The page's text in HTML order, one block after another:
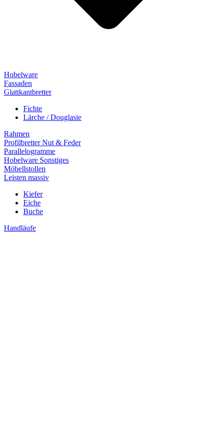
Hobelware
Fassaden
Glattkantbretter
Fichte
Lärche / Douglasie
Rahmen
Profilbretter Nut & Feder
Parallelogramme
Hobelware Sonstiges
Möbellstollen
Leisten massiv
Kiefer
Eiche
Buche
Handläufe